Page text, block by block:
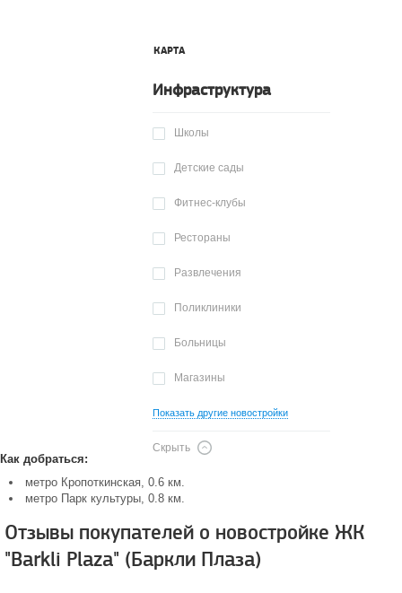
КАРТА
Инфраструктура
Школы
Детские сады
Фитнес-клубы
Рестораны
Развлечения
Поликлиники
Больницы
Магазины
Показать другие новостройки
Скрыть
Как добраться:
метро Кропоткинская, 0.6 км.
метро Парк культуры, 0.8 км.
Отзывы покупателей о новостройке ЖК
"Barkli Plaza" (Баркли Плаза)